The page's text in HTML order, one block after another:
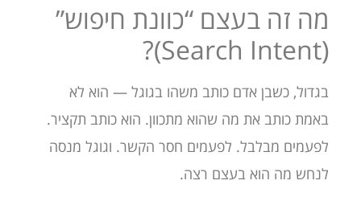
מה זה בעצם “כוונת חיפוש”
(Search Intent)?
בגדול, כשבן אדם כותב משהו בגוגל — הוא לא
באמת כותב את מה שהוא מתכוון. הוא כותב תקציר.
לפעמים מבלבל. לפעמים חסר הקשר. וגוגל מנסה
לנחש מה הוא בעצם רצה.